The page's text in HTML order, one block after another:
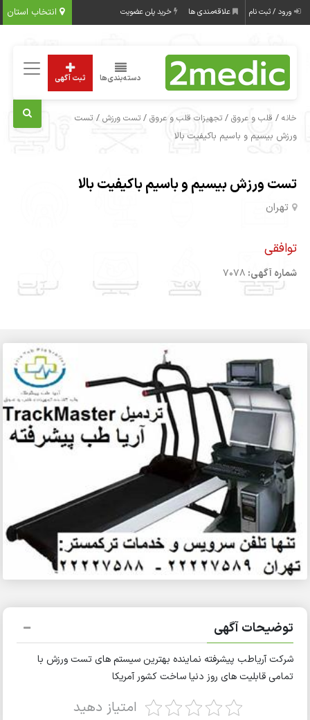
انتخاب استان ورود / ثبت نام علاقه‌مندی ها خرید پلن عضویت
دسته‌بندی‌ها ثبت آگهی
خانه / قلب و عروق /تجهیزات قلب و عروق /تست ورزش / تست
ورزش بیسیم و باسیم باکیفیت بالا
تست ورزش بیسیم و باسیم باکیفیت بالا
تهران
توافقی
شماره آگهی: 7078
توضیحات آگهی
شرکت آریاطب پیشرفته نماینده بهترین سیستم های تست ورزش با
تمامی قابلیت های روز دنیا ساخت کشور آمریکا
امتیاز دهید